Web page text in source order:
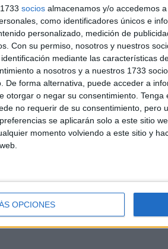
socios almacenamos y/o accedemos
como identificadores únicos e
personalizado, medición de
Con su permiso, nosotros y nuestros
mediante las características
a nosotros y a nuestros 1733
De forma alternativa, puede acceder a
otorgar o negar su consentimiento. Tenga
no requerir de su consentimiento, pero
se aplicarán solo a este sitio
momento volviendo a este sitio y
OPCIONES
delegación institucional de la
la Ciudad; el consejero de Comercio,
de Deportes,Sergio Aguilera.
ha estado presente. Encabezado,
ha tenido presencia la dirección
de asociaciones de la Ciudad, así